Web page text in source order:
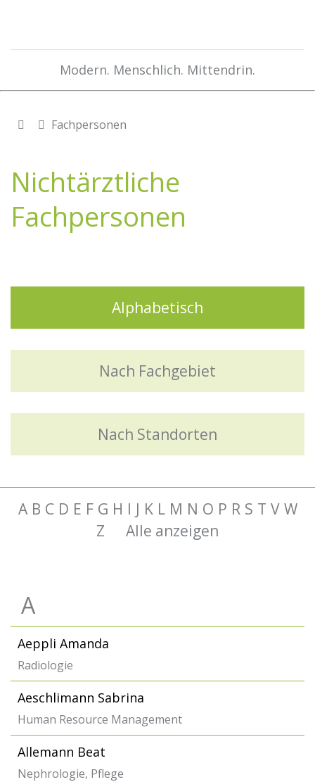
Modern. Menschlich. Mittendrin.
Fachpersonen
Nichtärztliche
Fachpersonen
Alphabetisch
Nach Fachgebiet
Nach Standorten
A B C D E F G H I J K L M N O P R S T V W
Z
Alle anzeigen
A
Aeppli Amanda
Radiologie
Aeschlimann Sabrina
Human Resource Management
Allemann Beat
Nephrologie, Pflege